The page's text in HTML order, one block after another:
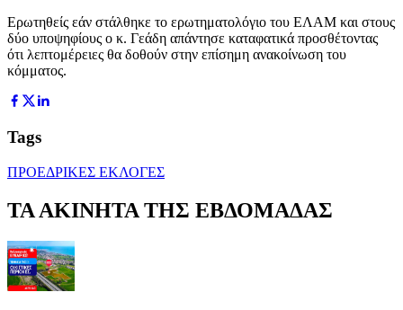
Ερωτηθείς εάν στάλθηκε το ερωτηματολόγιο του ΕΛΑΜ και στους
δύο υποψηφίους ο κ. Γεάδη απάντησε καταφατικά προσθέτοντας
ότι λεπτομέρειες θα δοθούν στην επίσημη ανακοίνωση του
κόμματος.
Tags
ΠΡΟΕΔΡΙΚΕΣ ΕΚΛΟΓΕΣ
ΤΑ ΑΚΙΝΗΤΑ ΤΗΣ ΕΒΔΟΜΑΔΑΣ